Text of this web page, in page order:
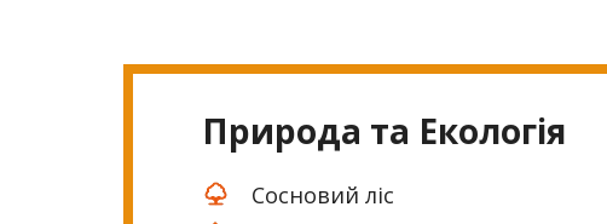
Природа та Екологія
Сосновий ліс